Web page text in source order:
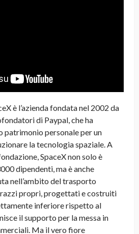
è l’azienda fondata nel 2002 da
di Paypal, che ha
patrimonio personale per un
la tecnologia spaziale. A
SpaceX non solo è
dipendenti, ma è anche
nell’ambito del trasporto
propri, progettati e costruiti
inferiore rispetto al
il supporto per la messa in
Ma il vero fiore